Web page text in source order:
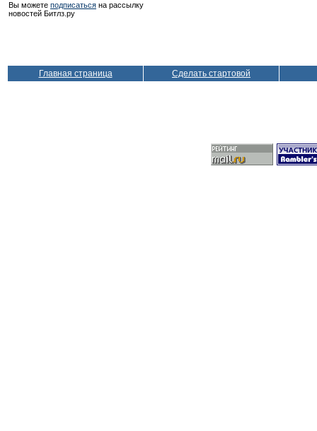
Вы можете подписаться на рассылку
новостей Битлз.ру
Главная страница Сделать стартовой